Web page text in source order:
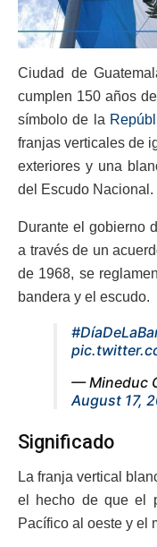
Ciudad de
cumplen 150 años
símbolo de la
franjas verticales de
exteriores y una
del Escudo Nacional.
Durante el gobierno
a través de un
de 1968, se
bandera y el escudo.
— Mineduc
August 17,
Significado
La franja vertical
el hecho de que el
Pacífico al oeste y el